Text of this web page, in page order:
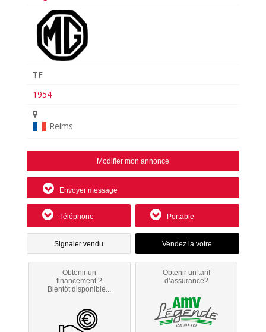
TF
1954
Reims
Modifier mon annonce
Envoyer message
Téléphone Portable
Signaler vendu
Obtenir un
financement ?
Bientôt disponible...
Obtenir un tarif
d’assurance?